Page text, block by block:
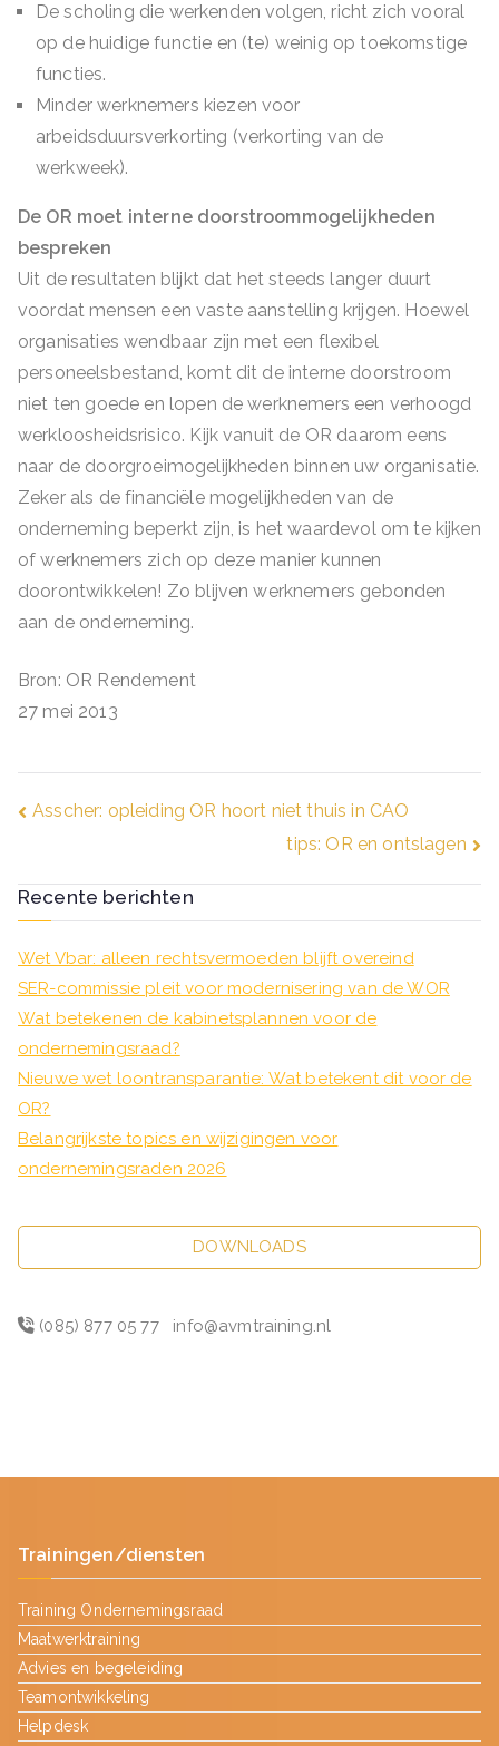
De scholing die werkenden volgen, richt zich vooral
op de huidige functie en (te) weinig op toekomstige
functies.
Minder werknemers kiezen voor
arbeidsduursverkorting (verkorting van de
werkweek).
De OR moet interne doorstroommogelijkheden
bespreken
Uit de resultaten blijkt dat het steeds langer duurt
voordat mensen een vaste aanstelling krijgen. Hoewel
organisaties wendbaar zijn met een flexibel
personeelsbestand, komt dit de interne doorstroom
niet ten goede en lopen de werknemers een verhoogd
werkloosheidsrisico. Kijk vanuit de OR daarom eens
naar de doorgroeimogelijkheden binnen uw organisatie.
Zeker als de financiële mogelijkheden van de
onderneming beperkt zijn, is het waardevol om te kijken
of werknemers zich op deze manier kunnen
doorontwikkelen! Zo blijven werknemers gebonden
aan de onderneming.
Bron: OR Rendement
27 mei 2013
Bericht
Asscher: opleiding OR hoort niet thuis in CAO
tips: OR en ontslagen
Recente berichten
Wet Vbar: alleen rechtsvermoeden blijft overeind
SER-commissie pleit voor modernisering van de WOR
Wat betekenen de kabinetsplannen voor de
ondernemingsraad?
Nieuwe wet loontransparantie: Wat betekent dit voor de
OR?
Belangrijkste topics en wijzigingen voor
ondernemingsraden 2026
DOWNLOADS
(085) 877 05 77 info@avmtraining.nl
Trainingen/diensten
Training Ondernemingsraad
Maatwerktraining
Advies en begeleiding
Teamontwikkeling
Helpdesk